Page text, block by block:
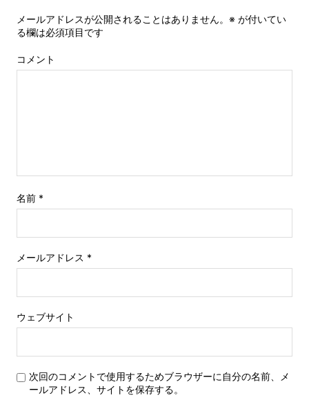
メールアドレスが公開されることはありません。 ※ が付いてい
る欄は必須項目です
コメント
名前 *
メールアドレス *
ウェブサイト
次回のコメントで使用するためブラウザーに自分の名前、メ
ールアドレス、サイトを保存する。